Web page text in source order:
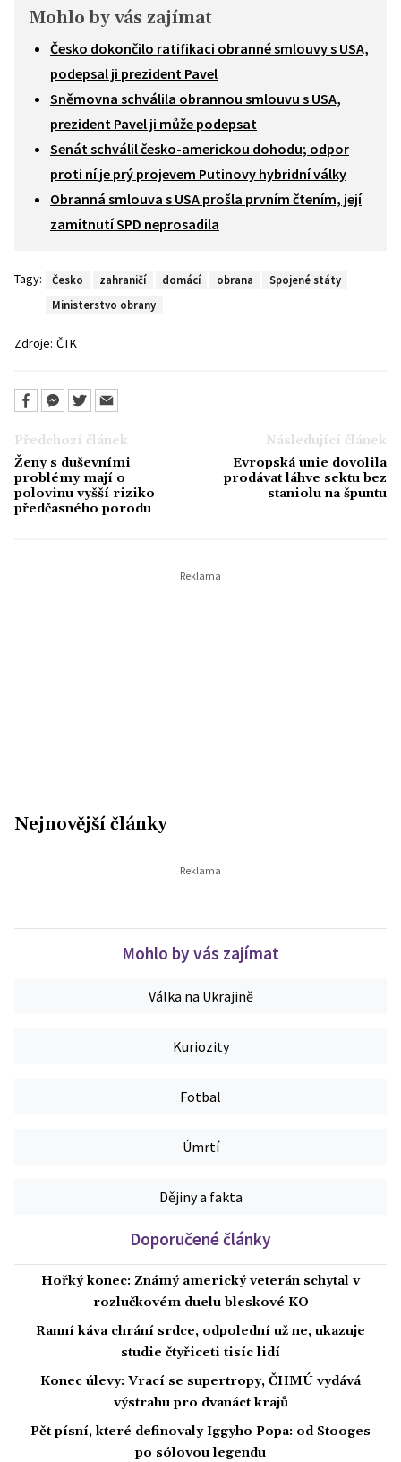
Mohlo by vás zajímat
Česko dokončilo ratifikaci obranné smlouvy s USA,
podepsal ji prezident Pavel
Sněmovna schválila obrannou smlouvu s USA,
prezident Pavel ji může podepsat
Senát schválil česko-americkou dohodu; odpor
proti ní je prý projevem Putinovy hybridní války
Obranná smlouva s USA prošla prvním čtením, její
zamítnutí SPD neprosadila
Tagy: Česko zahraničí domácí obrana
Spojené státy
Ministerstvo obrany
Zdroje: ČTK
Předchozí článek
Ženy s duševními
problémy mají o
polovinu vyšší riziko
předčasného porodu
Následující článek
Evropská unie dovolila
prodávat láhve sektu bez
staniolu na špuntu
Nejnovější články
Mohlo by vás zajímat
Válka na Ukrajině
Kuriozity
Fotbal
Úmrtí
Dějiny a fakta
Doporučené články
Hořký konec: Známý americký veterán schytal v
rozlučkovém duelu bleskové KO
Ranní káva chrání srdce, odpolední už ne, ukazuje
studie čtyřiceti tisíc lidí
Konec úlevy: Vrací se supertropy, ČHMÚ vydává
výstrahu pro dvanáct krajů
Pět písní, které definovaly Iggyho Popa: od Stooges
po sólovou legendu